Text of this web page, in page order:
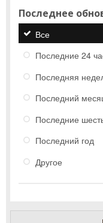
Последнее
Все
Последние 24
Последняя
Последний
Последние
Последний год
Другое